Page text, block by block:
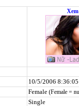
10/5/2006
Female (Female =
Single